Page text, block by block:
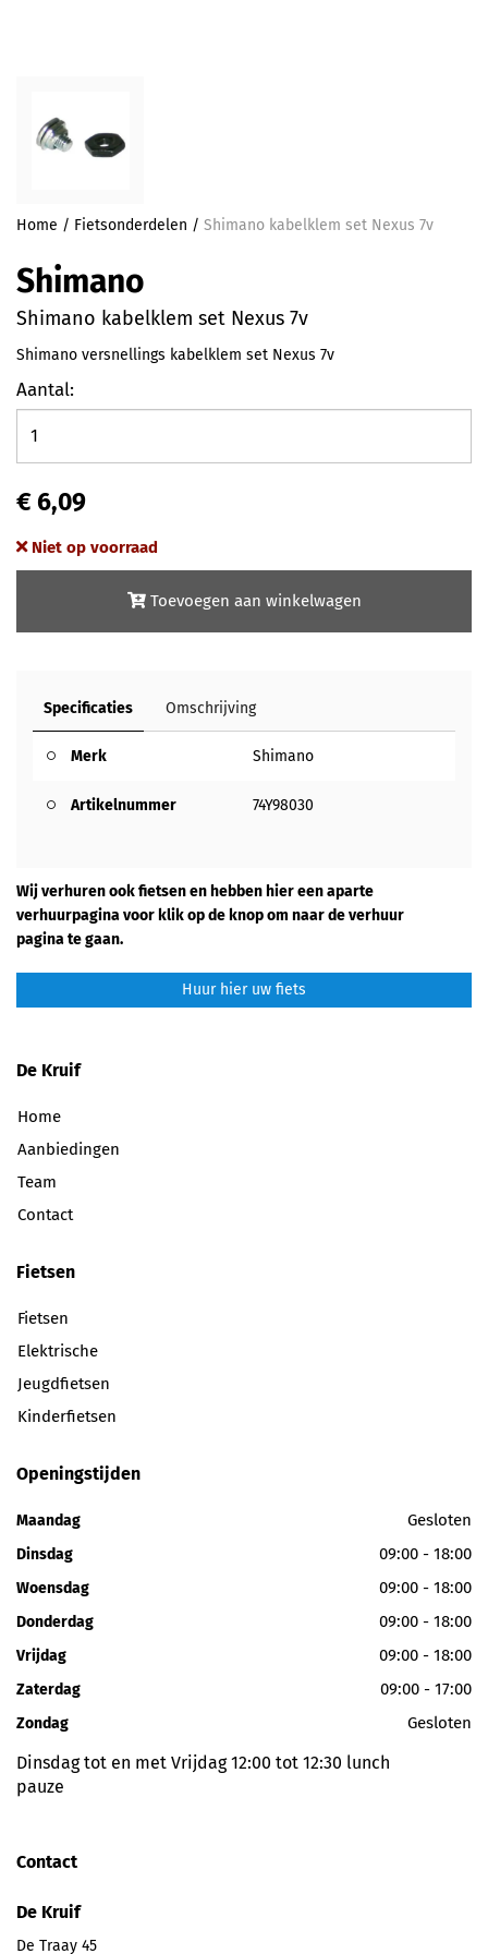
Home / Fietsonderdelen / Shimano kabelklem set Nexus 7v
Shimano
Shimano kabelklem set Nexus 7v
Shimano versnellings kabelklem set Nexus 7v
Aantal:
€ 6,09
Niet op voorraad
Toevoegen aan winkelwagen
Specificaties Omschrijving
Merk Shimano
Artikelnummer 74Y98030
Wij verhuren ook fietsen en hebben hier een aparte
verhuurpagina voor klik op de knop om naar de verhuur
pagina te gaan.
Huur hier uw fiets
De Kruif
Home
Aanbiedingen
Team
Contact
Fietsen
Fietsen
Elektrische
Jeugdfietsen
Kinderfietsen
Openingstijden
Maandag Gesloten
Dinsdag 09:00 - 18:00
Woensdag 09:00 - 18:00
Donderdag 09:00 - 18:00
Vrijdag 09:00 - 18:00
Zaterdag 09:00 - 17:00
Zondag Gesloten
Dinsdag tot en met Vrijdag 12:00 tot 12:30 lunch
pauze
Contact
De Kruif
De Traay 45